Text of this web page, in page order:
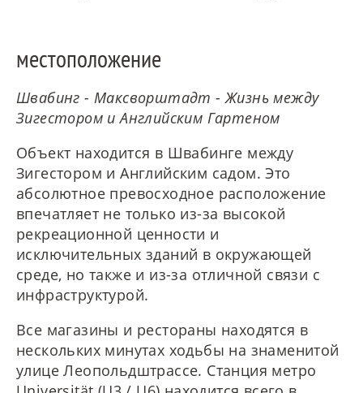
местоположение
Швабинг - Максворштадт - Жизнь между
Зигестором и Английским Гартеном
Объект находится в Швабинге между
Зигестором и Английским садом. Это
абсолютное превосходное расположение
впечатляет не только из-за высокой
рекреационной ценности и
исключительных зданий в окружающей
среде, но также и из-за отличной связи с
инфраструктурой.
Все магазины и рестораны находятся в
нескольких минутах ходьбы на знаменитой
улице Леопольдштрассе. Станция метро